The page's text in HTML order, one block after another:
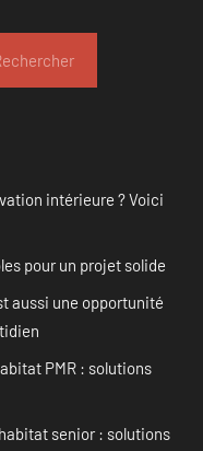
intérieure ? Voici
pour un projet solide
aussi une opportunité
PMR : solutions
senior : solutions